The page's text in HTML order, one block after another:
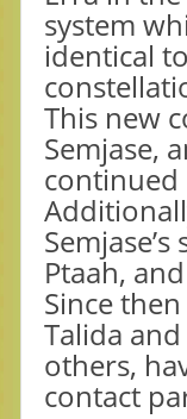
system
identical
This new
Semjase,
continued
Ptaah,
Since
Talida
others,
contact